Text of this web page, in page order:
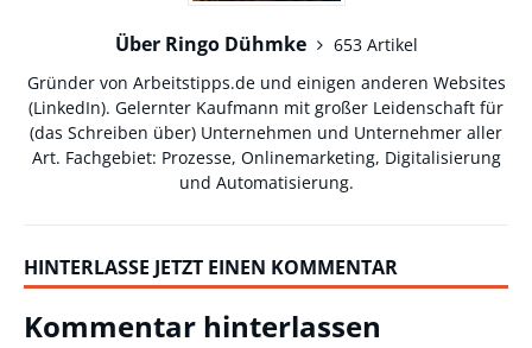
Über Ringo Dühmke
653 Artikel
Gründer von Arbeitstipps.de und einigen anderen Websites
(LinkedIn). Gelernter Kaufmann mit großer Leidenschaft für
(das Schreiben über) Unternehmen und Unternehmer aller
Art. Fachgebiet: Prozesse, Onlinemarketing, Digitalisierung
und Automatisierung.
HINTERLASSE JETZT EINEN KOMMENTAR
Kommentar hinterlassen